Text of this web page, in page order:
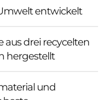
entwickelt
aus drei recycelten
hergestellt
und